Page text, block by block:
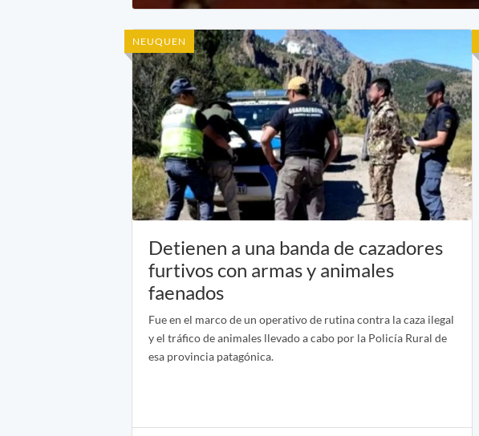
NEUQUEN
Detienen a una banda de cazadores
furtivos con armas y animales
faenados
Fue en el marco de un operativo de rutina contra la caza ilegal
y el tráfico de animales llevado a cabo por la Policía Rural de
esa provincia patagónica.